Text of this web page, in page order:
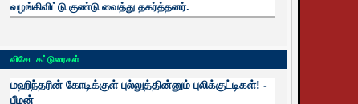
வழங்கிவிட்டு குண்டு வைத்து தகர்த்தனர்.
விசேட கட்டுரைகள்
மஹிந்தரின் கோடிக்குள் புல்லுத்தின்னும் புலிக்குட்டிகள்! -
பீமன்